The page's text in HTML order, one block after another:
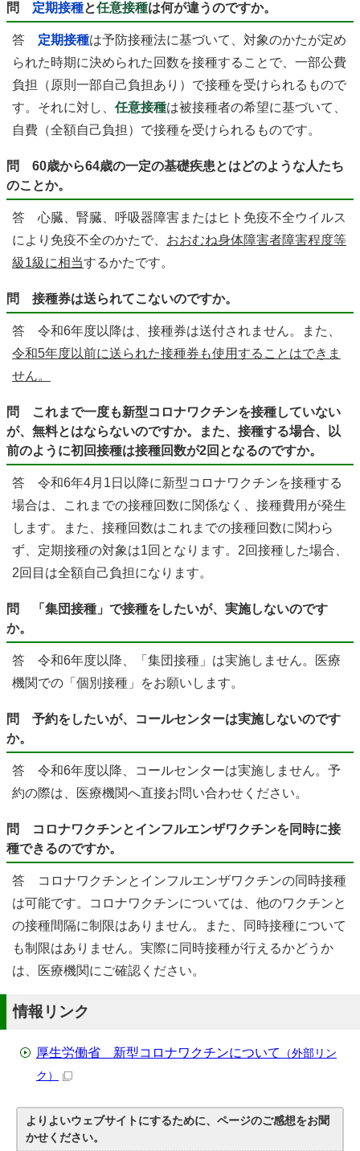
問 定期接種と任意接種は何が違うのですか。
答 定期接種は予防接種法に基づいて、対象のかたが定め
られた時期に決められた回数を接種することで、一部公費
負担（原則一部自己負担あり）で接種を受けられるもので
す。それに対し、 任意接種は被接種者の希望に基づいて、
自費（全額自己負担）で接種を受けられるものです。
問 60歳から64歳の一定の基礎疾患とはどのような人たち
のことか。
答 心臓、腎臓、呼吸器障害またはヒト免疫不全ウイルス
により免疫不全のかたで、 おおむね身体障害者障害程度等
級1級に相当するかたです。
問 接種券は送られてこないのですか。
答 令和6年度以降は、接種券は送付されません。また、
令和5年度以前に送られた接種券も使用することはできま
せん。
問 これまで一度も新型コロナワクチンを接種していない
が、無料とはならないのですか。また、接種する場合、以
前のように初回接種は接種回数が2回となるのですか。
答 令和6年4月1日以降に新型コロナワクチンを接種する
場合は、これまでの接種回数に関係なく、接種費用が発生
します。また、接種回数はこれまでの接種回数に関わら
ず、定期接種の対象は1回となります。2回接種した場合、
2回目は全額自己負担になります。
問 「集団接種」で接種をしたいが、実施しないのです
か。
答 令和6年度以降、「集団接種」は実施しません。医療
機関での「個別接種」をお願いします。
問 予約をしたいが、コールセンターは実施しないのです
か。
答 令和6年度以降、コールセンターは実施しません。予
約の際は、医療機関へ直接お問い合わせください。
問 コロナワクチンとインフルエンザワクチンを同時に接
種できるのですか。
答 コロナワクチンとインフルエンザワクチンの同時接種
は可能です。コロナワクチンについては、他のワクチンと
の接種間隔に制限はありません。また、同時接種について
も制限はありません。実際に同時接種が行えるかどうか
は、医療機関にご確認ください。
情報リンク
厚生労働省 新型コロナワクチンについて
（外部リン
ク）
よりよいウェブサイトにするために、ページのご感想をお聞
かせください。